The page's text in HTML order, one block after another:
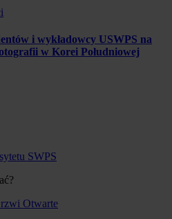
i wykładowcy USWPS na
w Korei Południowej
SWPS
Otwarte